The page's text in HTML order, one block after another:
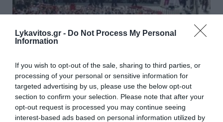
Lykavitos.gr - Do Not Process My Personal
Information
If you wish to opt-out of the sale, sharing to third parties, or
processing of your personal or sensitive information for
targeted advertising by us, please use the below opt-out
section to confirm your selection. Please note that after your
opt-out request is processed you may continue seeing
interest-based ads based on personal information utilized by
Φράνκο Μπαρέζι: Χιλιάδες
κόσμου στην κηδεία του μεγάλου
αρχηγού της Μίλαν (Photos)